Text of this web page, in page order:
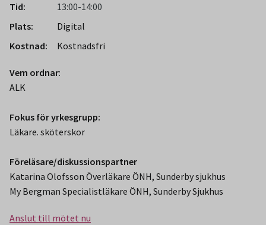
Tid:
13:00-14:00
Plats:
Digital
Kostnad:
Kostnadsfri
Vem ordnar:
ALK
Fokus för yrkesgrupp:
Läkare. sköterskor
Föreläsare/diskussionspartner
Katarina Olofsson Överläkare ÖNH, Sunderby sjukhus
My Bergman Specialistläkare ÖNH, Sunderby Sjukhus
Anslut till mötet nu